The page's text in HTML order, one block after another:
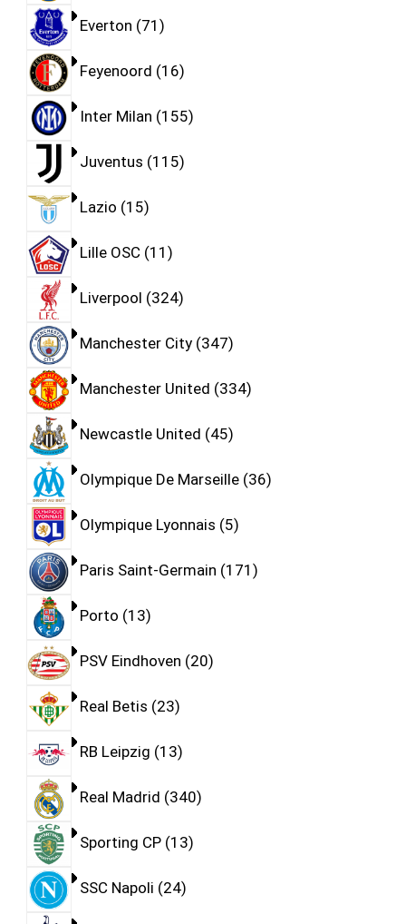
Everton 71
Feyenoord 16
Inter Milan 155
Juventus 115
Lazio 15
Lille OSC 11
Liverpool 324
Manchester City 347
Manchester United 334
Newcastle United 45
Olympique De Marseille 36
Olympique Lyonnais 5
Paris Saint-Germain 171
Porto 13
PSV Eindhoven 20
Real Betis 23
RB Leipzig 13
Real Madrid 340
Sporting CP 13
SSC Napoli 24